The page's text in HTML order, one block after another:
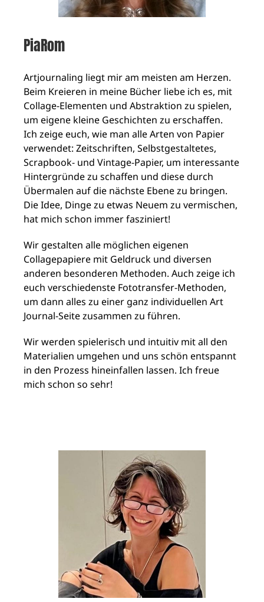
PiaRom
Artjournaling liegt mir am meisten am Herzen.
Beim Kreieren in meine Bücher liebe ich es, mit
Collage-Elementen und Abstraktion zu spielen,
um eigene kleine Geschichten zu erschaffen.
Ich zeige euch, wie man alle Arten von Papier
verwendet: Zeitschriften, Selbstgestaltetes,
Scrapbook- und Vintage-Papier, um interessante
Hintergründe zu schaffen und diese durch
Übermalen auf die nächste Ebene zu bringen.
Die Idee, Dinge zu etwas Neuem zu vermischen,
hat mich schon immer fasziniert!
Wir gestalten alle möglichen eigenen
Collagepapiere mit Geldruck und diversen
anderen besonderen Methoden. Auch zeige ich
euch verschiedenste Fototransfer-Methoden,
um dann alles zu einer ganz individuellen Art
Journal-Seite zusammen zu führen.
Wir werden spielerisch und intuitiv mit all den
Materialien umgehen und uns schön entspannt
in den Prozess hineinfallen lassen. Ich freue
mich schon so sehr!